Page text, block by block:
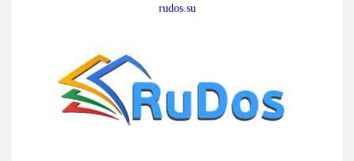
rudos.su